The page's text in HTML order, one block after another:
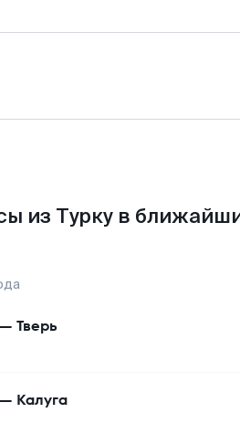
из Турку в
Тверь
Калуга